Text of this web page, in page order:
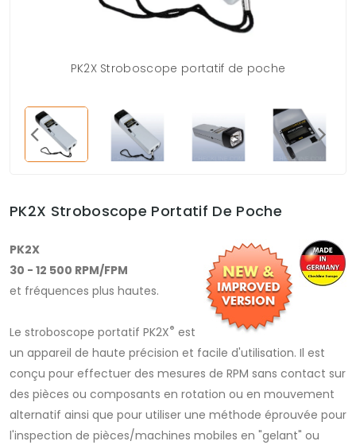
PK2X Stroboscope portatif de poche
PK2X Stroboscope Portatif De Poche
PK2X
30 - 12 500 RPM/FPM
et fréquences plus hautes.
Le stroboscope portatif PK2X® est
un appareil de haute précision et facile d'utilisation. Il est
conçu pour effectuer des mesures de RPM sans contact sur
des pièces ou composants en rotation ou en mouvement
alternatif ainsi que pour utiliser une méthode éprouvée pour
l'inspection de pièces/machines mobiles en "gelant" ou